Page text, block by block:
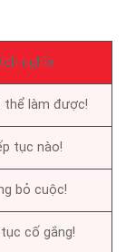
nghĩa
thể làm được!
tục nào!
bỏ cuộc!
cố gắng!